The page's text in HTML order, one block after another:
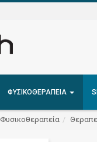
ΦΥΣΙΚΟΘΕΡΑΠΕΊΑ
Φυσικοθεραπεία